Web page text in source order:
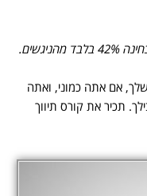
אם אתה כמוני, ואתה
תכיר את קורס תיווך